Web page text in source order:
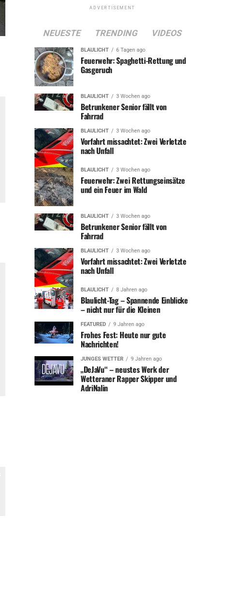
ADVERTISEMENT
NEUESTE TRENDING VIDEOS
BLAULICHT 6 Tagen ago
Feuerwehr: Spaghetti-Rettung und
Gasgeruch
BLAULICHT 3 Wochen ago
Betrunkener Senior fällt von
Fahrrad
BLAULICHT 3 Wochen ago
Vorfahrt missachtet: Zwei Verletzte
nach Unfall
BLAULICHT 3 Wochen ago
Feuerwehr: Zwei Rettungseinsätze
und ein Feuer im Wald
BLAULICHT 3 Wochen ago
Betrunkener Senior fällt von
Fahrrad
BLAULICHT 3 Wochen ago
Vorfahrt missachtet: Zwei Verletzte
nach Unfall
BLAULICHT 8 Jahren ago
Blaulicht-Tag – Spannende Einblicke
– nicht nur für die Kleinen
FEATURED 9 Jahren ago
Frohes Fest: Heute nur gute
Nachrichten!
JUNGES WETTER 9 Jahren ago
„DeJaVu“ – neustes Werk der
Wetteraner Rapper Skipper und
AdriNalin